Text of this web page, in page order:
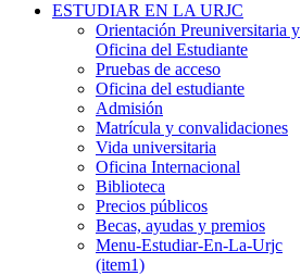
ESTUDIAR EN LA URJC
Orientación Preuniversitaria y
Oficina del Estudiante
Pruebas de acceso
Oficina del estudiante
Admisión
Matrícula y convalidaciones
Vida universitaria
Oficina Internacional
Biblioteca
Precios públicos
Becas, ayudas y premios
Menu-Estudiar-En-La-Urjc
(item1)